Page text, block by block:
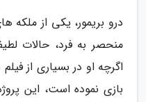
منحصر به فرد، حالات
اگرچه او در بسیاری از
بازی نموده است، این